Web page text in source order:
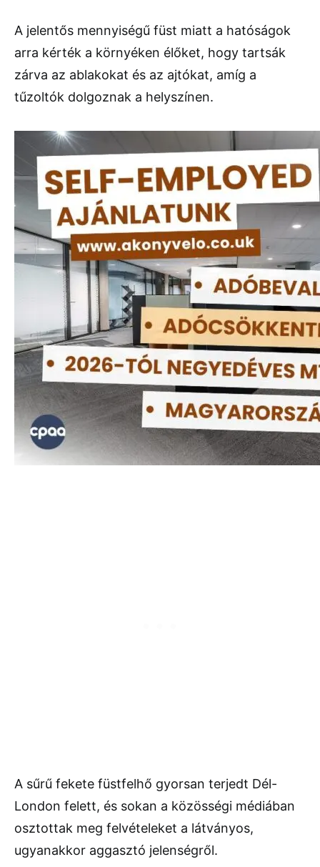
A jelentős mennyiségű füst miatt a hatóságok
arra kérték a környéken élőket, hogy tartsák
zárva az ablakokat és az ajtókat, amíg a
tűzoltók dolgoznak a helyszínen.
A sűrű fekete füstfelhő gyorsan terjedt Dél-
London felett, és sokan a közösségi médiában
osztottak meg felvételeket a látványos,
ugyanakkor aggasztó jelenségről.